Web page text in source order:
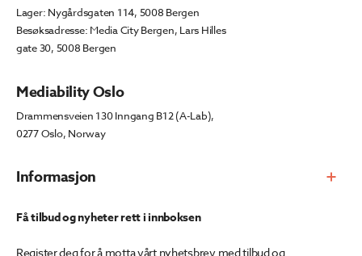
Informasjon
Lager: Nygårdsgaten 114, 5008 Bergen
Besøksadresse: Media City Bergen, Lars Hilles
gate 30, 5008 Bergen
Mediability Oslo
Drammensveien 130 Inngang B12 (A-Lab),
0277 Oslo, Norway
Få tilbud og nyheter rett i innboksen
Register deg for å motta vårt nyhetsbrev med tilbud og